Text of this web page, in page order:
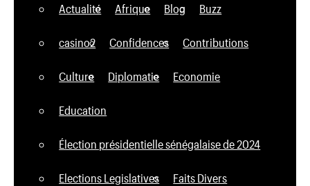
Actualité Afrique Blog Buzz
casino2 Confidences Contributions
Culture Diplomatie Economie
Education
Élection présidentielle sénégalaise de 2024
Elections Legislatives Faits Divers